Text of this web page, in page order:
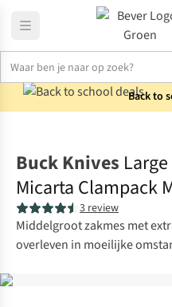
Back to
Buck Knives
Micarta Clampack
3 review
Middelgroot zakmes met
overleven in moeilijke